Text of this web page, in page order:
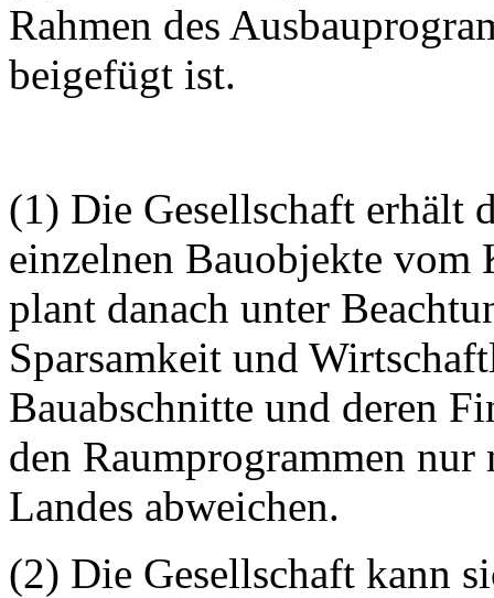
Rahmen des
beigefügt ist.
(1) Die Gesellschaft erhält
einzelnen Bauobjekte vom
plant danach unter
Sparsamkeit und
Bauabschnitte und deren
den Raumprogrammen
Landes abweichen.
(2) Die Gesellschaft kann